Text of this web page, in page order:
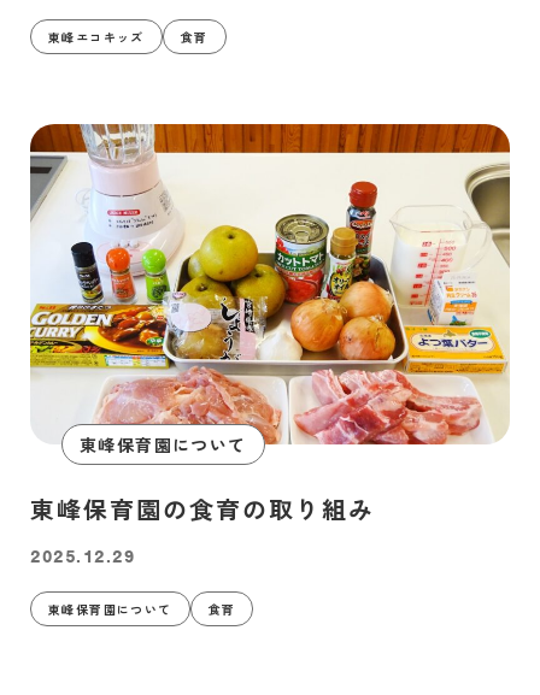
東峰エコキッズ 食育
東峰保育園について
東峰保育園の食育の取り組み
2025.12.29
東峰保育園について 食育